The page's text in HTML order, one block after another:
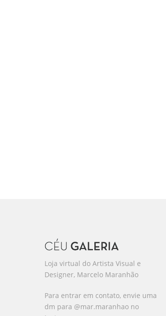
Loja virtual do Artista Visual e
Designer, Marcelo Maranhão
Para entrar em contato, envie uma
dm para @mar.maranhao no